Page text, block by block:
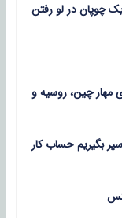
چوپان در لو رفتن
مهار چین، روسیه و
را اسیر بگیریم حساب کار